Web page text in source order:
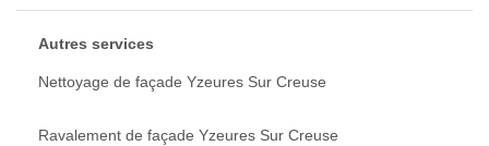
Autres services
Nettoyage de façade Yzeures Sur Creuse
Ravalement de façade Yzeures Sur Creuse